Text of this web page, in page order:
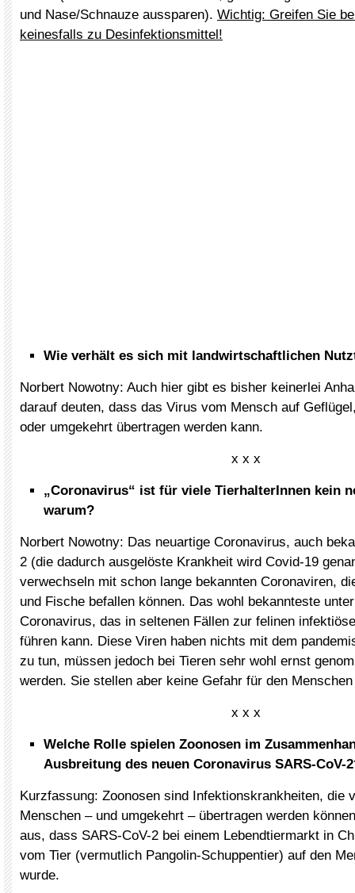
und Nase/Schnauze aussparen). Wichtig: Greifen Sie
keinesfalls zu Desinfektionsmittel!
Wie verhält es sich mit landwirtschaftlichen
Norbert Nowotny: Auch hier gibt es bisher keinerlei
darauf deuten, dass das Virus vom Mensch auf
oder umgekehrt übertragen werden kann.
x x x
„Coronavirus“ ist für viele TierhalterInnen kein
warum?
Norbert Nowotny: Das neuartige Coronavirus, auch
2 (die dadurch ausgelöste Krankheit wird Covid-19
verwechseln mit schon lange bekannten Coronaviren,
und Fische befallen können. Das wohl bekannteste
Coronavirus, das in seltenen Fällen zur felinen
führen kann. Diese Viren haben nichts mit dem
zu tun, müssen jedoch bei Tieren sehr wohl ernst
werden. Sie stellen aber keine Gefahr für den
x x x
Welche Rolle spielen Zoonosen im
Ausbreitung des neuen Coronavirus SARS-CoV-
Kurzfassung: Zoonosen sind Infektionskrankheiten, die
Menschen – und umgekehrt – übertragen werden
aus, dass SARS-CoV-2 bei einem Lebendtiermarkt in
vom Tier (vermutlich Pangolin-Schuppentier) auf den
wurde.